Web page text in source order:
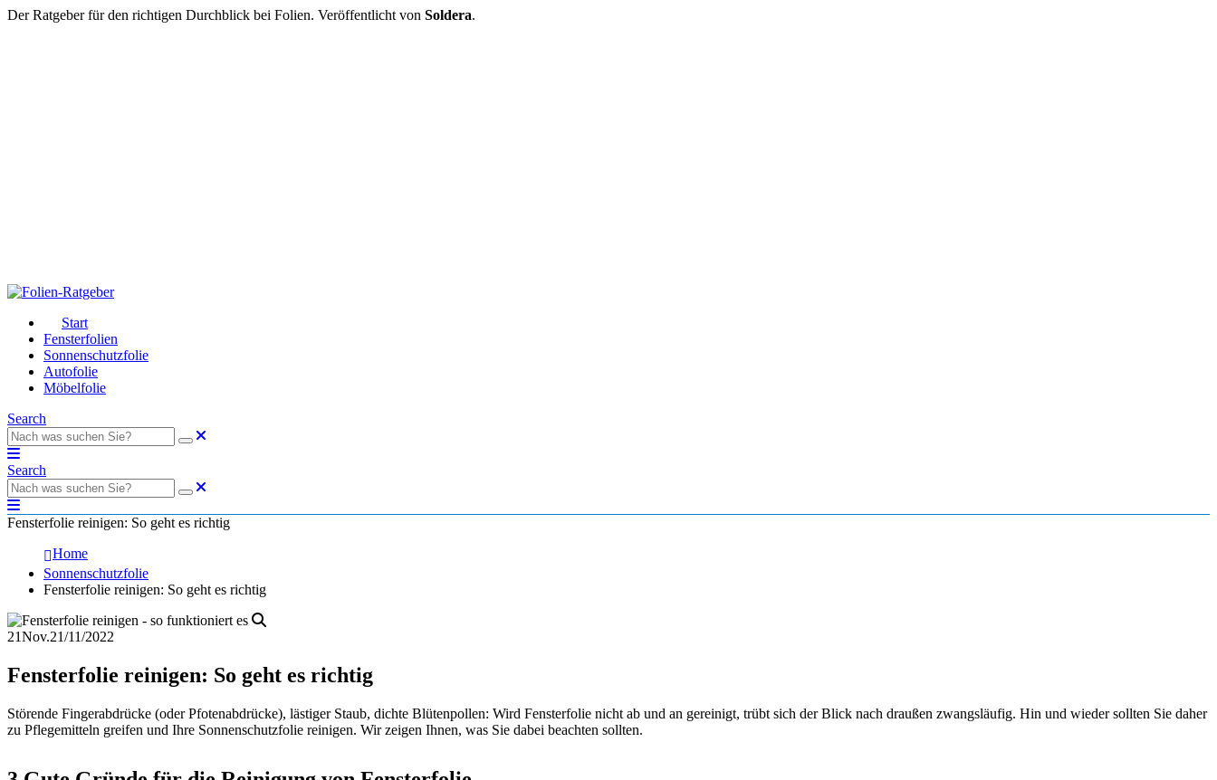
Der Ratgeber für den richtigen Durchblick bei Folien. Veröffentlicht von Soldera.
Start
Fensterfolien
Sonnenschutzfolie
Autofolie
Möbelfolie
Search
Search
Fensterfolie reinigen: So geht es richtig
Home
Sonnenschutzfolie
Fensterfolie reinigen: So geht es richtig
21Nov.21/11/2022
Fensterfolie reinigen: So geht es richtig
Störende Fingerabdrücke (oder Pfotenabdrücke), lästiger Staub, dichte Blütenpollen: Wird Fensterfolie nicht ab und an gereinigt, trübt sich der Blick nach draußen zwangsläufig. Hin und wieder sollten Sie daher
zu Pflegemitteln greifen und Ihre Sonnenschutzfolie reinigen. Wir zeigen Ihnen, was Sie dabei beachten sollten.